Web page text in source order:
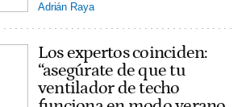
Adrián Raya
Los expertos coinciden:
“asegúrate de que tu
ventilador de techo